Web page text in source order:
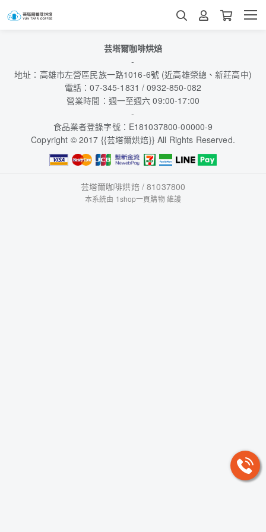
芸塔爾咖啡烘焙
-
地址：高雄市左營區民族一路1016-6號 (近高雄榮總、新莊高中)
電話：07-345-1831 / 0932-850-082
營業時間：週一至週六 09:00-17:00
-
食品業者登錄字號：E181037800-00000-9
Copyright © 2017 {{芸塔爾烘焙}} All Rights Reserved.
芸塔爾咖啡烘焙 / 81037800
本系統由 1shop一頁購物維護